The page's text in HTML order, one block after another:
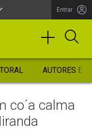
Entrar
AUTORES
co´a calma